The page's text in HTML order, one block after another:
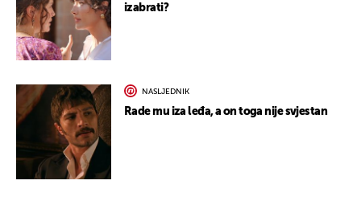
izabrati?
NASLJEDNIK
Rade mu iza leđa, a on toga nije svjestan